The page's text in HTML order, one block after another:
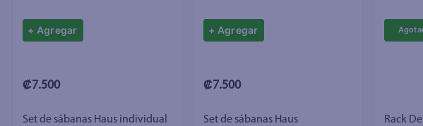
+ Agregar
₡7.500
Set de sábanas Haus individual
+ Agregar
₡7.500
Set de sábanas Haus
Rack